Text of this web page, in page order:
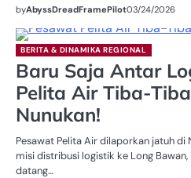
byAbyssDreadFramePilot03/24/2026
BERITA & DINAMIKA REGIONAL
Baru Saja Antar
Pelita Air Tiba-
Nunukan!
Pesawat Pelita Air dilaporkan jatuh di
misi distribusi logistik ke Long
datang…